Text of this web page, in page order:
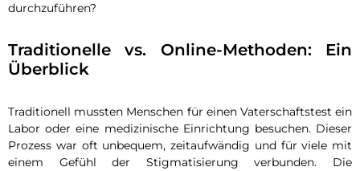
durchzuführen?
Traditionelle vs. Online-Methoden: Ein
Überblick
Traditionell mussten Menschen für einen Vaterschaftstest ein
Labor oder eine medizinische Einrichtung besuchen. Dieser
Prozess war oft unbequem, zeitaufwändig und für viele mit
einem Gefühl der Stigmatisierung verbunden. Die